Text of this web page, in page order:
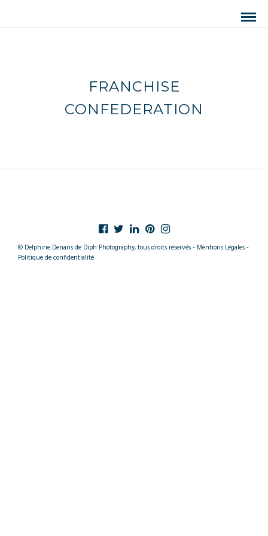
FRANCHISE
CONFEDERATION
© Delphine Denans de Diph Photography, tous droits réservés - Mentions Légales -
Politique de confidentialité